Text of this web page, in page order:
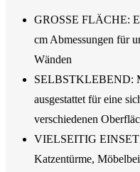
GROSSE FLÄCHE:
cm Abmessungen für
Wänden
SELBSTKLEBEND:
ausgestattet für eine
verschiedenen
VIELSEITIG
Katzentürme,